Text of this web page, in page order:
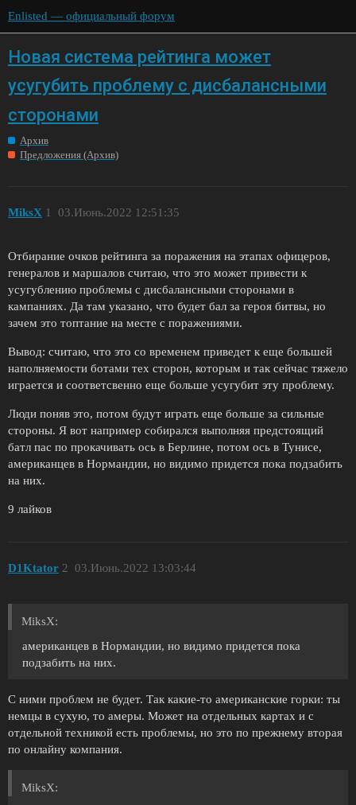
Enlisted — официальный форум
Новая система рейтинга может
усугубить проблему с дисбалансными
сторонами
Архив
Предложения (Архив)
MiksX 03.Июнь.2022 12:51:35
1
Отбирание очков рейтинга за поражения на этапах офицеров,
генералов и маршалов считаю, что это может привести к
усугублению проблемы с дисбалансными сторонами в
кампаниях. Да там указано, что будет бал за героя битвы, но
зачем это топтание на месте с поражениями.
Вывод: cчитаю, что это со временем приведет к еще большей
наполняемости ботами тех сторон, которым и так сейчас тяжело
играется и соответсвенно еще больше усугубит эту проблему.
Люди поняв это, потом будут играть еще больше за сильные
стороны. Я вот например собирался выполняя предстоящий
батл пас по прокачивать ось в Берлине, потом ось в Тунисе,
американцев в Нормандии, но видимо придется пока подзабить
на них.
9 лайков
D1Ktator 03.Июнь.2022 13:03:44
2
MiksX:
американцев в Нормандии, но видимо придется пока
подзабить на них.
С ними проблем не будет. Так какие-то американские горки: ты
немцы в сухую, то амеры. Может на отдельных картах и с
отдельной техникой есть проблемы, но это по прежнему вторая
по онлайну компания.
MiksX: